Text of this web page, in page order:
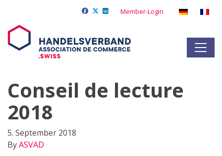
Member-Login
Conseil de lecture
2018
5. September 2018
ByASVAD